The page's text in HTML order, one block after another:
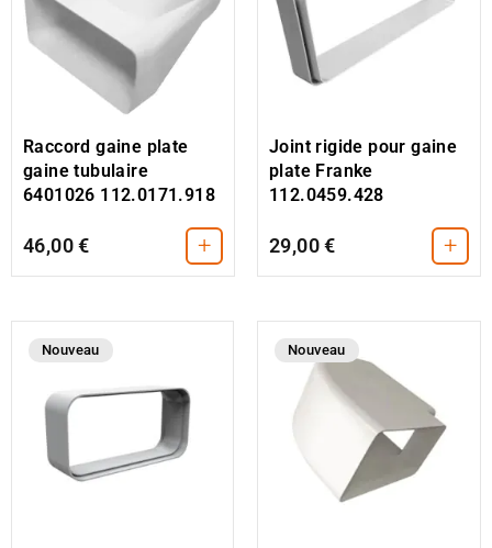
Raccord gaine plate
gaine tubulaire
6401026 112.0171.918
46,00 € +
Joint rigide pour gaine
plate Franke
112.0459.428
29,00 € +
Nouveau Nouveau